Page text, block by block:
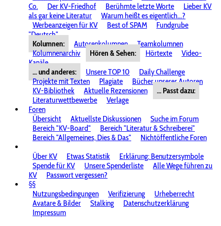
Co.
Der KV-Friedhof Berühmte letzte Worte
Lieber KV
als gar keine Literatur
Warum heißt es eigentlich...?
Werbeanzeigen für KV
Best of SPAM
Fundgrube
"Deutsch"
Kolumnen:
Autorenkolumnen
Teamkolumnen
Kolumnenarchiv
Hören & Sehen: Hörtexte
Video-
Kanäle
... und anderes:
Unsere TOP 10
Daily Challenge
Projekte mit Texten
Plagiate
Bücher unserer Autoren
KV-Bibliothek
Aktuelle Rezensionen
... Passt dazu:
Literaturwettbewerbe
Verlage
Foren
Übersicht
Aktuellste Diskussionen
Suche im Forum
Bereich "KV-Board"
Bereich "Literatur & Schreiberei"
Bereich "Allgemeines, Dies & Das"
Nichtöffentliche Foren
Über KV
Etwas Statistik
Erklärung: Benutzersymbole
Spende für KV
Unsere Spenderliste
Alle Wege führen zu
KV
Passwort vergessen?
§§
Nutzungsbedingungen
Verifizierung
Urheberrecht
Avatare & Bilder
Stalking
Datenschutzerklärung
Impressum